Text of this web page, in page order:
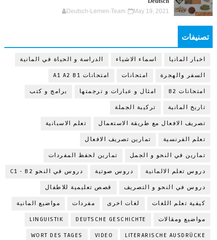
Deutsch-Lernen-Team May 19, 2021
تصنيفات
اخبار المانيا اسماء الاشياء الدراسة و الحياة في المانية
السفر والهجرة امتحانات امتحانات A1 A2 B1
امتحانات B2 امثال و عبارات و ترجمتها برامج و كتب
تاريخ المانية تركيبة الجملة
تصريف الافعال مع طريقة الاستعمال تعلم الاسبانية
تعلم الفرنسية تمارين تصريف الافعال
تمارين في النحو و الجمل تمارين لحفظ المفردات
دروس تعلم الالمانية دروس صوتية دروس في النحو C1 - B2
دروس في النحو و التصريف قصص تعليمية للاطفال
كيفية تعلم اللغات لغات اخرى مفردات مواضيع المانية
مواضيع ومقالات DEUTSCHE GESCHICHTE
LINGUISTIK
LITERARISCHE AUSDRÜCKE
VIDEO
WORT DES TAGES